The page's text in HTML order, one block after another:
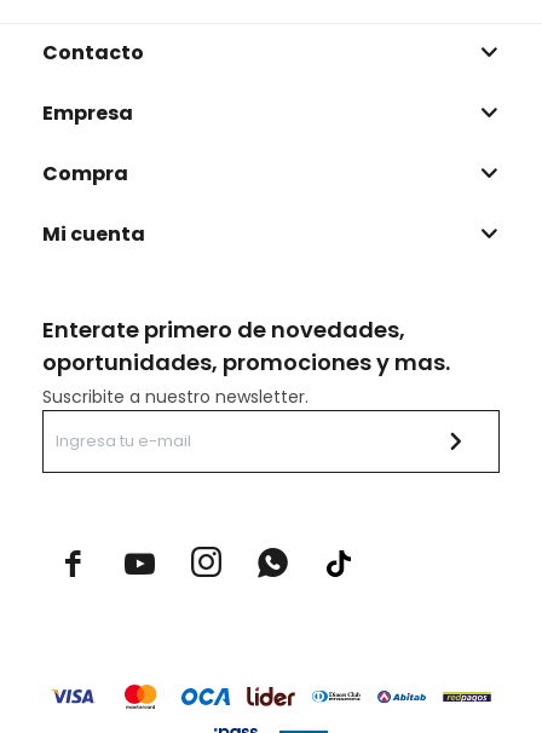
Enterate primero de novedades,
oportunidades, promociones y mas.
Suscribite a nuestro newsletter.
  
Contacto
Empresa
Compra
Mi cuenta